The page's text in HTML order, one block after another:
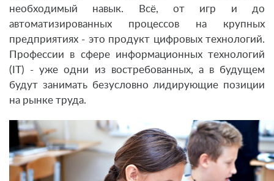
необходимый навык. Всё, от игр и до
автоматизированных процессов на крупных
предприятиях - это продукт цифровых технологий.
Профессии в сфере информационных технологий
(IT) - уже одни из востребованных, а в будущем
будут занимать безусловно лидирующие позиции
на рынке труда.